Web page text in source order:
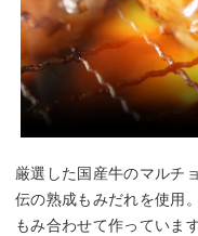
厳選した国産牛のマルチ
伝の熟成もみだれを使用
もみ合わせて作っていま